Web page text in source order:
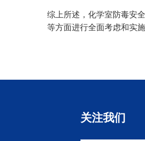
综上所述，化学室防毒安
等方面进行全面考虑和实
关注我们